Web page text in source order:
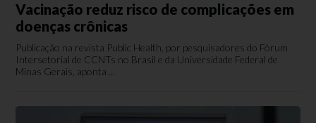
Vacinação reduz risco de complicações em
doenças crônicas
Publicação na revista Public Health, por pesquisadores do Fórum
Intersetorial de CCNTs no Brasil e da Universidade Federal de
Minas Gerais, aponta ...